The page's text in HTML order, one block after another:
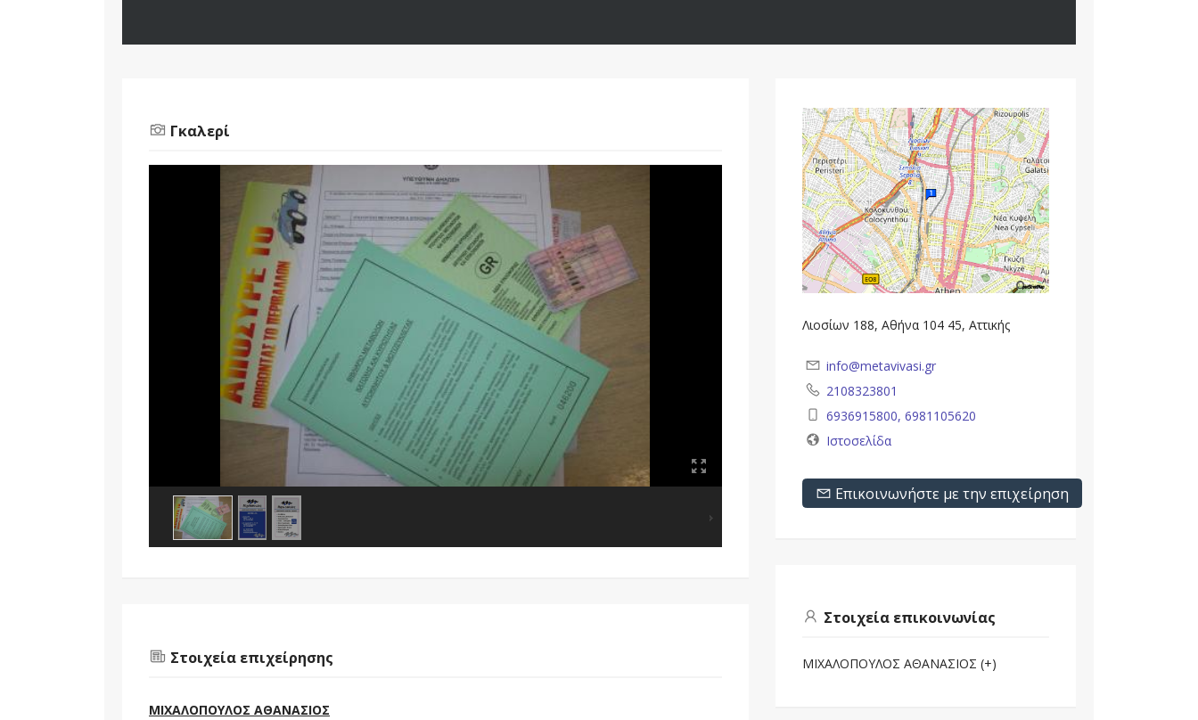
Γκαλερί
Στοιχεία επιχείρησης
ΜΙΧΑΛΟΠΟΥΛΟΣ ΑΘΑΝΑΣΙΟΣ
Λιοσίων 188, Αθήνα 104 45, Αττικής
info@metavivasi.gr
2108323801
6936915800, 6981105620
Ιστοσελίδα
Επικοινωνήστε με την επιχείρηση
Στοιχεία επικοινωνίας
ΜΙΧΑΛΟΠΟΥΛΟΣ ΑΘΑΝΑΣΙΟΣ (+)